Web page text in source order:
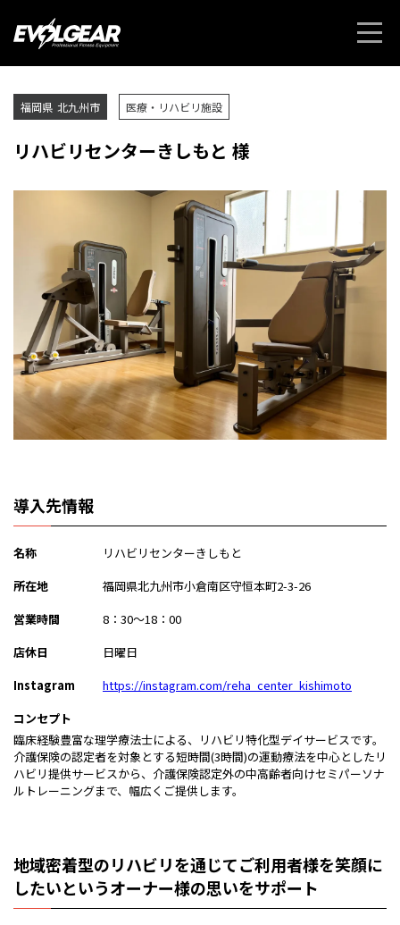
福岡県 北九州市 医療・リハビリ施設
リハビリセンターきしもと 様
導入先情報
名称
リハビリセンターきしもと
所在地
福岡県北九州市小倉南区守恒本町2-3-26
営業時間
8：30〜18：00
店休日
日曜日
Instagram
https://instagram.com/reha_center_kishimoto
コンセプト
臨床経験豊富な理学療法士による、リハビリ特化型デイサービスです。
介護保険の認定者を対象とする短時間(3時間)の運動療法を中心としたリ
ハビリ提供サービスから、介護保険認定外の中高齢者向けセミパーソナ
ルトレーニングまで、幅広くご提供します。
地域密着型のリハビリを通じてご利用者様を笑顔に
したいというオーナー様の思いをサポート